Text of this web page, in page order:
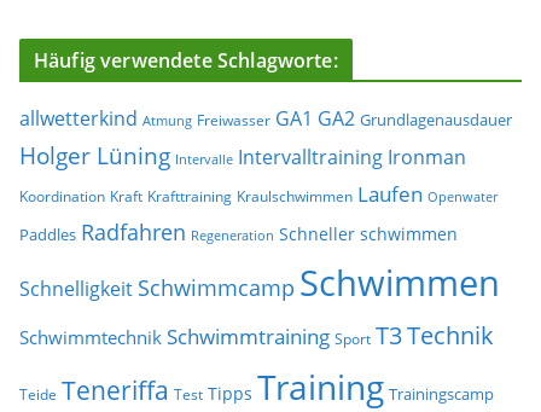
Häufig verwendete Schlagworte:
allwetterkind Atmung Freiwasser GA1 GA2 Grundlagenausdauer
Holger Lüning Intervalle Intervalltraining Ironman
Koordination Kraft Krafttraining Kraulschwimmen Laufen Openwater
Paddles Radfahren Regeneration Schneller schwimmen
Schnelligkeit Schwimmcamp Schwimmen
Schwimmtechnik Schwimmtraining Sport T3Technik
Teide Teneriffa Test Tipps Training Trainingscamp